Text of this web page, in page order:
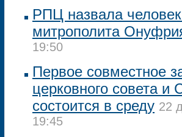
РПЦ назвала
митрополита
19:50
Первое совместное
церковного совета
состоится в среду 22
19:45